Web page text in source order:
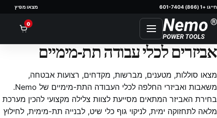
7404 מצאו מפיץ
לכלי עבודה תת-מימיים
סוללות, מטענים, מברשות, מקדחים, רצועות אבטחה,
משאבות ואביזרי החלפה לכלי העבודה התת-מימיים של Nemo.
האביזר המתאים מסייעת לצוות צלילה מקצועי להכין מערכת
לתחזוקה ימית, לניקוי גוף כלי שיט, לבנייה תת-מימית, לחילוץ